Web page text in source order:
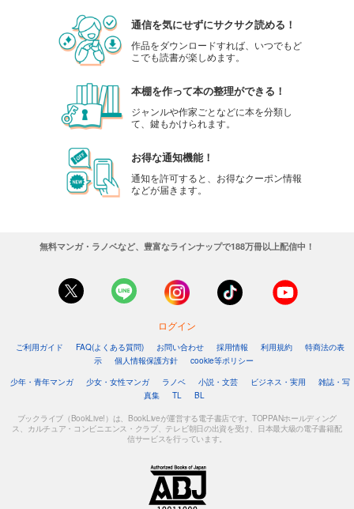
通信を気にせずにサクサク読める！
作品をダウンロードすれば、いつでもど
こでも読書が楽しめます。
本棚を作って本の整理ができる！
ジャンルや作家ごとなどに本を分類し
て、鍵もかけられます。
お得な通知機能！
通知を許可すると、お得なクーポン情報
などが届きます。
無料マンガ・ラノベなど、豊富なラインナップで188万冊以上配信中！
ログイン
ご利用ガイド FAQ(よくある質問) お問い合わせ 採用情報 利用規約
特商法の表
示
個人情報保護方針
cookie等ポリシー
少年・青年マンガ
少女・女性マンガ ラノベ 小説・文芸 ビジネス・実用
雑誌・写
真集
TL BL
ブックライブ（BookLive!）は、BookLiveが運営する電子書店です。TOPPANホールディング
ス、カルチュア・コンビニエンス・クラブ、テレビ朝日の出資を受け、日本最大級の電子書籍配
信サービスを行っています。